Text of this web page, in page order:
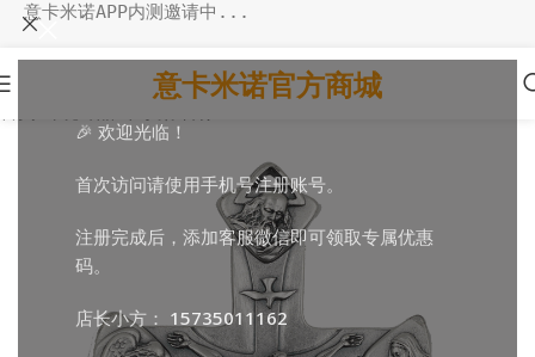
🎉 欢迎光临！
首次访问请使用手机号注册账号。
注册完成后，添加客服微信即可领取专属优惠
码。
店长小方： 15735011162
意卡米诺APP内测邀请中...
意卡米诺官方商城